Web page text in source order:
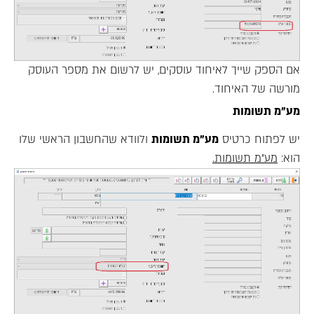
אם הספק שייך לאיחוד עוסקים, יש לרשום את מספר העוסק
מורשה של האיחוד.
מע"מ תשומות
יש לפתוח כרטיס מע"מ תשומות ולוודא שהחשבון הראשי שלו
הוא: מע"מ תשומות.